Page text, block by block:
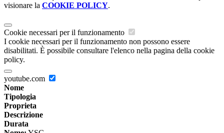
visionare la COOKIE POLICY.
Cookie necessari per il funzionamento
I cookie necessari per il funzionamento non possono essere
disabilitati. È possibile consultare l'elenco nella pagina della cookie
policy.
youtube.com
Nome
Tipologia
Proprieta
Descrizione
Durata